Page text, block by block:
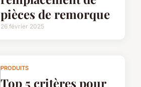
pièces de remorque
26 février 2025
PRODUITS
Top 5 critères pour